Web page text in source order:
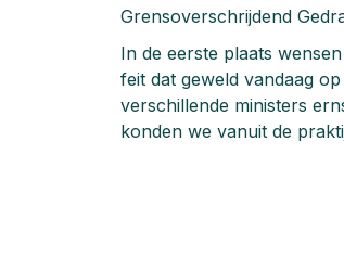
Grensoverschrijdend
In de eerste plaats
feit dat geweld vandaag
verschillende ministers
konden we vanuit de